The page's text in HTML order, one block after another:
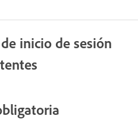
inicio de sesión